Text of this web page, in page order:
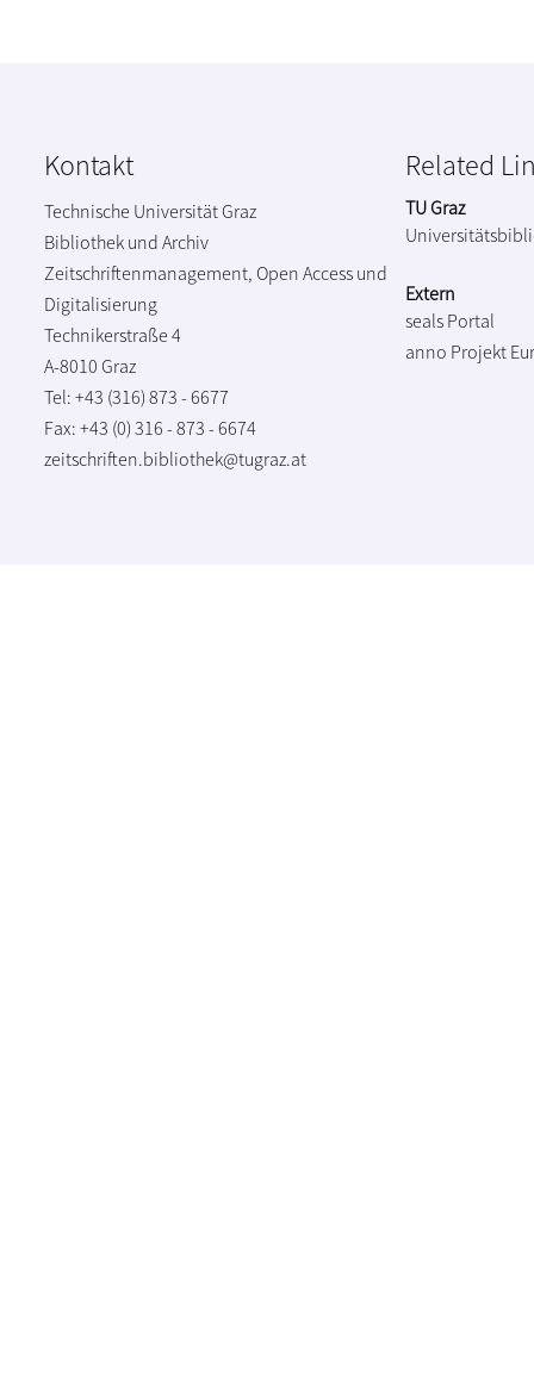
Kontakt
Technische Universität Graz
Bibliothek und Archiv
Zeitschriftenmanagement, Open Access und
Digitalisierung
Technikerstraße 4
A-8010 Graz
Tel: +43 (316) 873 - 6677
Fax: +43 (0) 316 - 873 - 6674
zeitschriften.bibliothek@tugraz.at
Related
TU Graz
Extern
seals Portal
anno Projekt